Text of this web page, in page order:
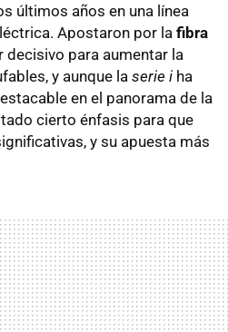
últimos años en una línea
Apostaron por la fibra
para aumentar la
y aunque la serie i ha
en el panorama de la
cierto énfasis para que
y su apuesta más